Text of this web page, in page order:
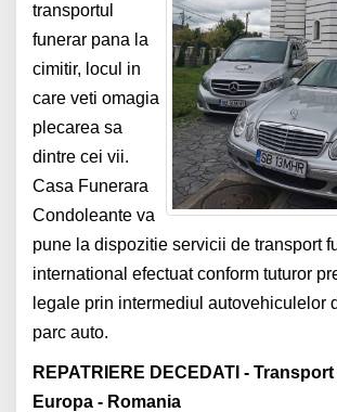
transportul
funerar pana la
cimitir, locul in
care veti omagia
plecarea sa
dintre cei vii.
Casa Funerara
Condoleante va
pune la dispozitie servicii de transport
international efectuat conform tuturor
legale prin intermediul autovehiculelor
parc auto.
REPATRIERE DECEDATI -
Europa - Romania